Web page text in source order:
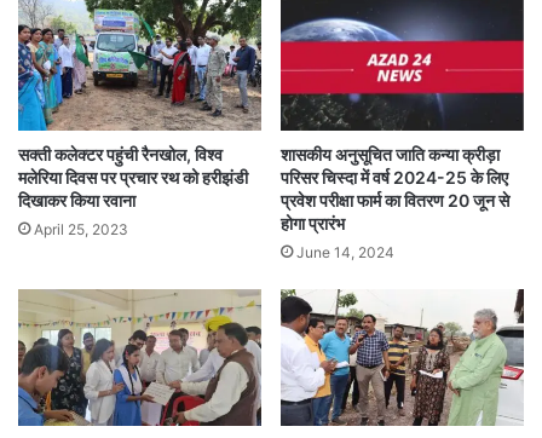
सक्ती कलेक्टर पहुंची रैनखोल, विश्व
मलेरिया दिवस पर प्रचार रथ को हरीझंडी
दिखाकर किया रवाना
April 25, 2023
शासकीय अनुसूचित जाति कन्या क्रीड़ा
परिसर चिस्दा में वर्ष 2024-25 के लिए
प्रवेश परीक्षा फार्म का वितरण 20 जून से
होगा प्रारंभ
June 14, 2024